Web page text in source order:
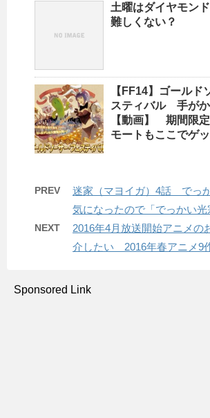
土曜はダイヤモン
難しくない？
【FF14】ゴールド
スティバル 手が
【動画】 期間限
モートもここでゲッ
PREV
迷家（マヨイガ）4話 でっ
気になったので「でっかい光
NEXT
2016年4月放送開始アニメの
介したい 2016年春アニメ9
Sponsored Link